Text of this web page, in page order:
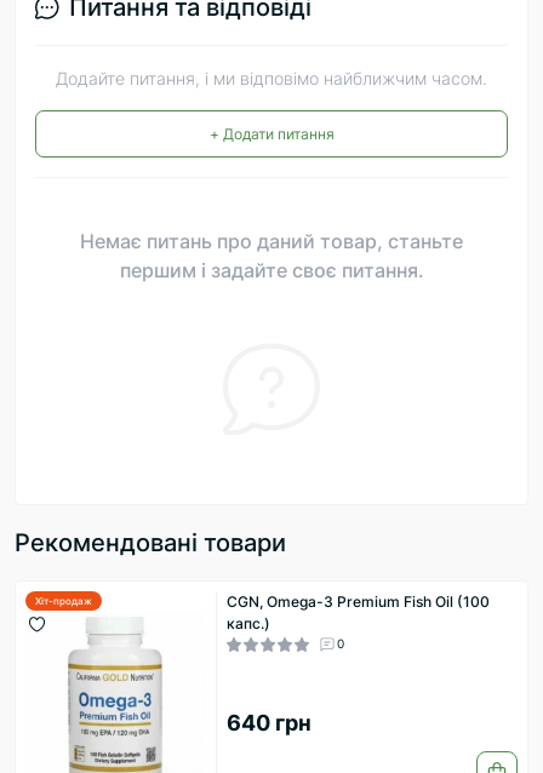
Питання та відповіді
Додайте питання, і ми відповімо найближчим часом.
+ Додати питання
Немає питань про даний товар, станьте
першим і задайте своє питання.
Рекомендовані товари
Хіт-продаж
CGN, Omega-3 Premium Fish Oil (100
капс.)
0
640 грн